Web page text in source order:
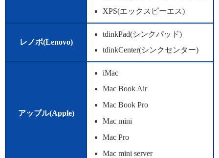
XPS(エックスピーエス)
レノボ(Lenovo)
tdinkPad(シンクパッド)
tdinkCenter(シンクセンター)
アップル(Apple)
iMac
Mac Book Air
Mac Book Pro
Mac mini
Mac Pro
Mac mini server